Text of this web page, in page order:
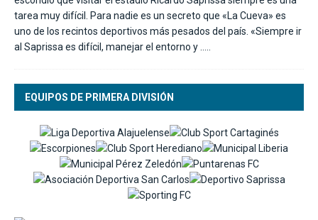
tarea muy difícil. Para nadie es un secreto que «La Cueva» es
uno de los recintos deportivos más pesados del país. «Siempre ir
al Saprissa es difícil, manejar el entorno y
EQUIPOS DE PRIMERA DIVISIÓN